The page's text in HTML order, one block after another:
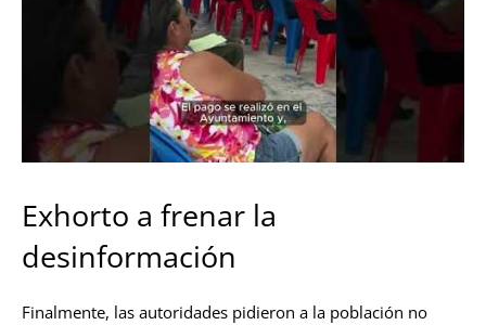
Exhorto a frenar la
desinformación
Finalmente, las autoridades pidieron a la población no